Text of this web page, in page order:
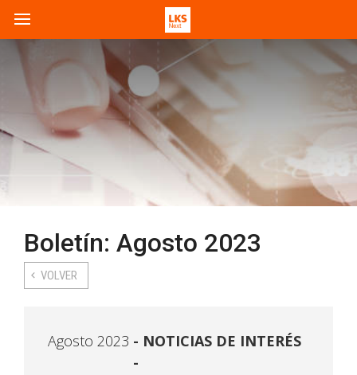
Boletín: Agosto 2023
VOLVER
Agosto 2023
NOTICIAS DE INTERÉS
-